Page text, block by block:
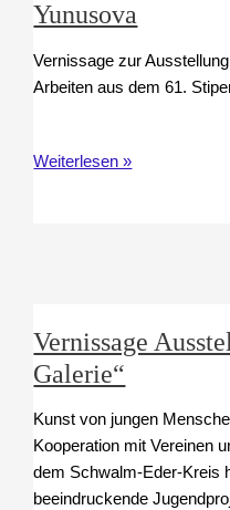
Yunusova
Vernissage zur
Arbeiten aus dem 61.
Vernissage #PARADISEEE
Weiterlesen »
Vernissage
Galerie“
Kunst von jungen
Kooperation mit Vereinen
dem Schwalm-Eder-Kreis
beeindruckende